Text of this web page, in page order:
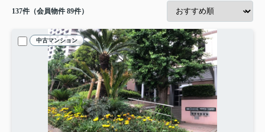
137件（会員物件 89件）
中古マンション